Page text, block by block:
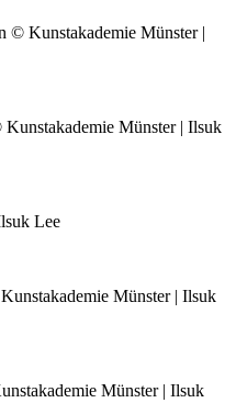
© Kunstakademie Münster |
Münster | Ilsuk
Lee
Münster | Ilsuk
Münster | Ilsuk